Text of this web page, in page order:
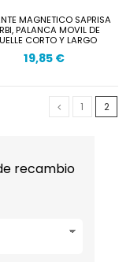
MAGNETICO SAPRISA
PALANCA MOVIL DE
CORTO Y LARGO
19,85 €
1 2
recambio